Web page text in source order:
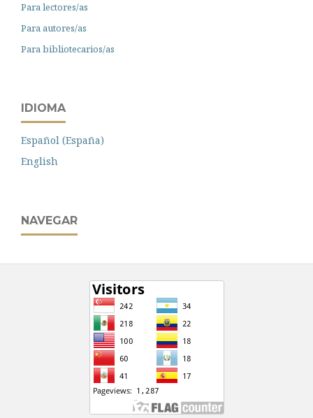
Para lectores/as
Para autores/as
Para bibliotecarios/as
IDIOMA
Español (España)
English
NAVEGAR